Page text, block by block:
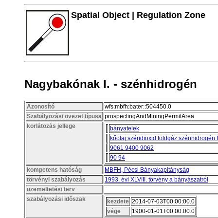
Spatial Object | Regulation Zone
Nagybakónak I. - szénhidrogén
Azonosító
wfs:mbfh:bater::504450.0
Szabályozási övezet típusa prospectingAndMiningPermitArea
korlátozás jellege
bányatelek
kőolaj széndioxid földgáz szénhidrogén
9061 9400 9062
90 94
kompetens hatóság
MBFH, Pécsi Bányakapitányság
törvényi szabályozás
1993. évi XLVIII. törvény a bányászatról
üzemeltetési terv
szabályozási időszak
kezdete 2014-07-03T00:00:00.0
vége
1900-01-01T00:00:00.0